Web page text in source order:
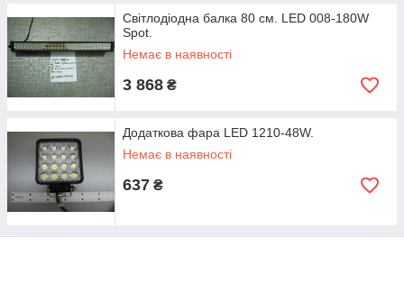
Світлодіодна балка 80 см. LED 008-180W
Spot.
Немає в наявності
3 868 ₴
Додаткова фара LED 1210-48W.
Немає в наявності
637 ₴